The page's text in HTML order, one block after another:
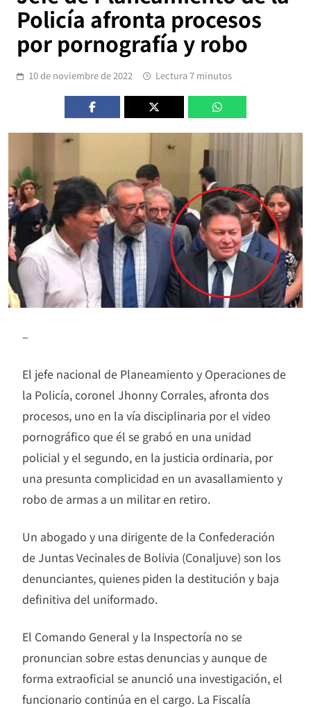
Policía afronta procesos
por pornografía y robo
10 de noviembre de 2022 Lectura 7 minutos
–
El jefe nacional de Planeamiento y Operaciones de
la Policía, coronel Jhonny Corrales, afronta dos
procesos, uno en la vía disciplinaria por el video
pornográfico que él se grabó en una unidad
policial y el segundo, en la justicia ordinaria, por
una presunta complicidad en un avasallamiento y
robo de armas a un militar en retiro.
Un abogado y una dirigente de la Confederación
de Juntas Vecinales de Bolivia (Conaljuve) son los
denunciantes, quienes piden la destitución y baja
definitiva del uniformado.
El Comando General y la Inspectoría no se
pronuncian sobre estas denuncias y aunque de
forma extraoficial se anunció una investigación, el
funcionario continúa en el cargo. La Fiscalía